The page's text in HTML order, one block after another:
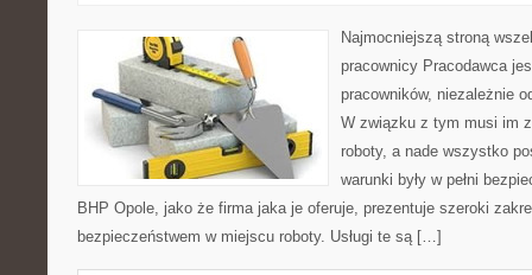
Najmocniejszą stroną
pracownicy Pracodawca
pracowników, niezależnie
W związku z tym musi im
roboty, a nade wszystko
warunki były w pełni
BHP Opole, jako że firma jaka je oferuje, prezentuje szeroki
bezpieczeństwem w miejscu roboty. Usługi te są […]